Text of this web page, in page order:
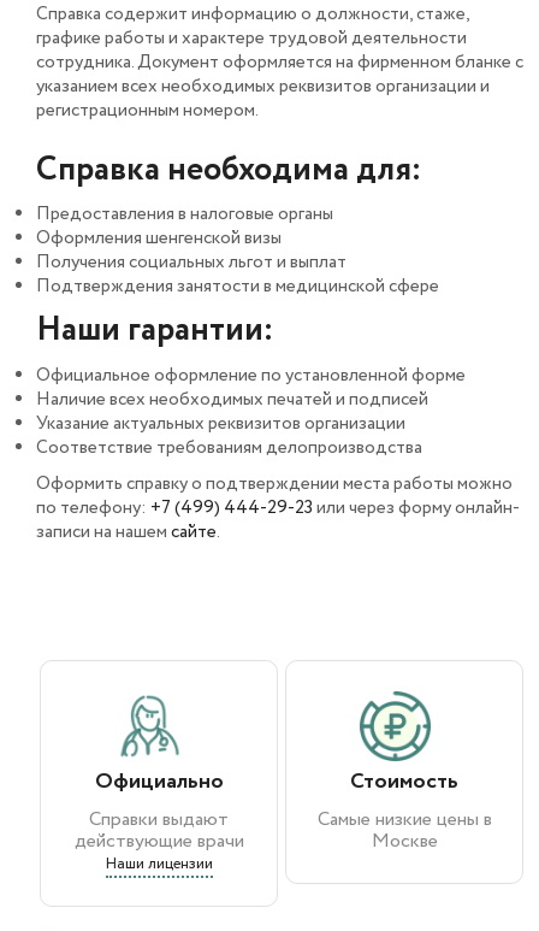
Справка содержит информацию о должности, стаже,
графике работы и характере трудовой деятельности
сотрудника. Документ оформляется на фирменном бланке с
указанием всех необходимых реквизитов организации и
регистрационным номером.
Справка необходима для:
Предоставления в налоговые органы
Оформления шенгенской визы
Получения социальных льгот и выплат
Подтверждения занятости в медицинской сфере
Наши гарантии:
Официальное оформление по установленной форме
Наличие всех необходимых печатей и подписей
Указание актуальных реквизитов организации
Соответствие требованиям делопроизводства
Оформить справку о подтверждении места работы можно
по телефону: +7 (499) 444-29-23или через форму онлайн-
записи на нашемсайте.
Официально
Справки выдают
действующие врачи
Наши лицензии
Стоимость
Самые низкие цены в
Москве